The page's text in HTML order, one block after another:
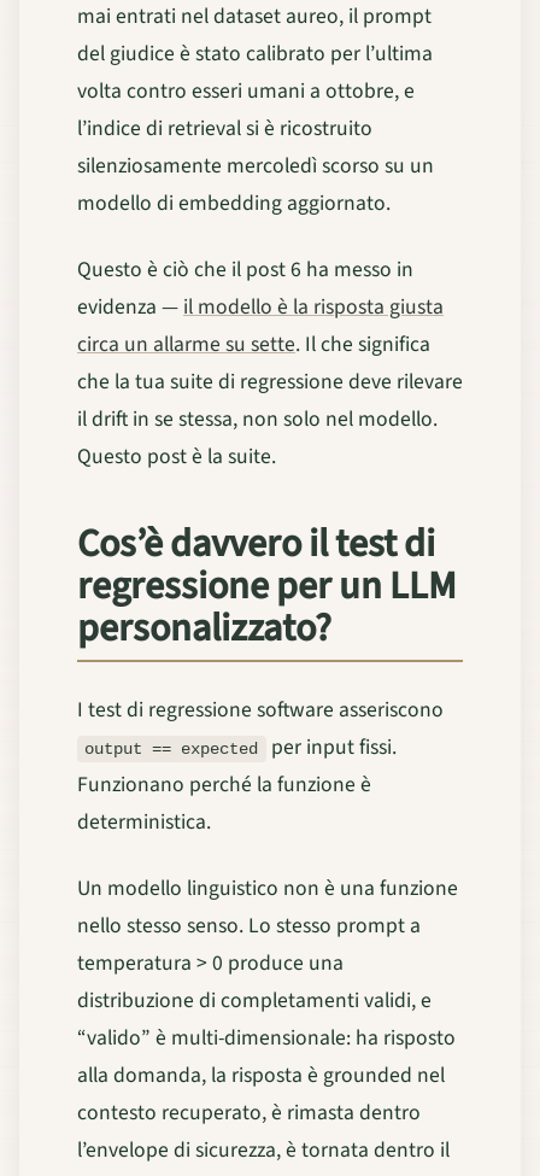
mai entrati nel dataset aureo, il prompt
del giudice è stato calibrato per l’ultima
volta contro esseri umani a ottobre, e
l’indice di retrieval si è ricostruito
silenziosamente mercoledì scorso su un
modello di embedding aggiornato.
Questo è ciò che il post 6 ha messo in
evidenza —il modello è la risposta giusta
circa un allarme su sette. Il che significa
che la tua suite di regressione deve rilevare
il drift in se stessa, non solo nel modello.
Questo post è la suite.
Cos’è davvero il test di
regressione per un LLM
personalizzato?
I test di regressione software asseriscono
output == expected
per input fissi.
Funzionano perché la funzione è
deterministica.
Un modello linguistico non è una funzione
nello stesso senso. Lo stesso prompt a
temperatura > 0 produce una
distribuzione di completamenti validi, e
“valido” è multi-dimensionale: ha risposto
alla domanda, la risposta è grounded nel
contesto recuperato, è rimasta dentro
l’envelope di sicurezza, è tornata dentro il